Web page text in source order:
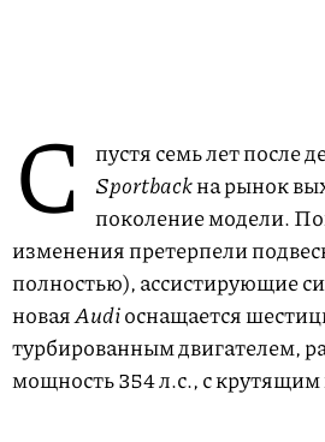
С пустя семь лет после
Sportbackна рынок
поколение модели.
изменения претерпели
полностью), ассистирующие
новаяAudiоснащается
турбированным двигателем,
мощность 354 л.с., с